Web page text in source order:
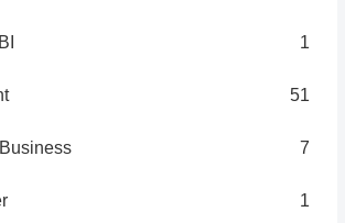
1
51
7
1